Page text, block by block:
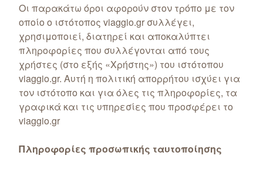
Οι παρακάτω όροι αφορούν στον τρόπο με τον
οποίο ο ιστότοπος viaggio.gr συλλέγει,
χρησιμοποιεί, διατηρεί και αποκαλύπτει
πληροφορίες που συλλέγονται από τους
χρήστες (στο εξής «Χρήστης») του ιστότοπου
viaggio.gr. Αυτή η πολιτική απορρήτου ισχύει για
τον ιστότοπο και για όλες τις πληροφορίες, τα
γραφικά και τις υπηρεσίες που προσφέρει το
viaggio.gr
Πληροφορίες προσωπικής ταυτοποίησης